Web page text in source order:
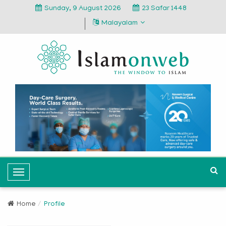
Sunday, 9 August 2026
23 Safar 1448
Malayalam
T
o
Home Profile